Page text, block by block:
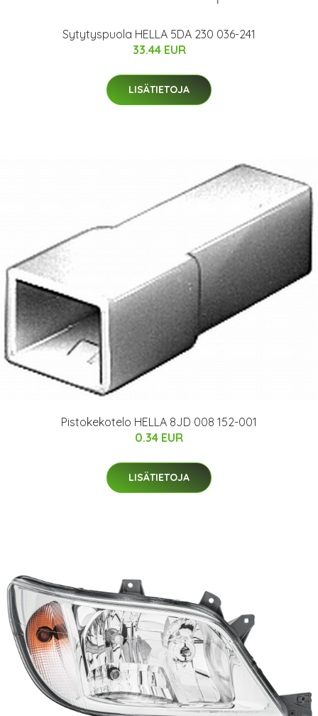
Sytytyspuola HELLA 5DA 230 036-241
33.44 EUR
LISÄTIETOJA
Pistokekotelo HELLA 8JD 008 152-001
0.34 EUR
LISÄTIETOJA